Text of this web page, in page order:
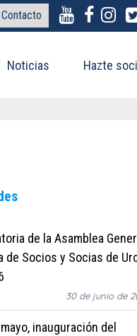
Contacto
Noticias Hazte
de la Asamblea
de Socios y Socias de
30 de junio de
inauguración del